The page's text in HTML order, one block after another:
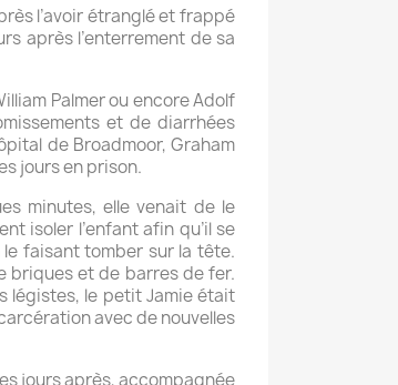
l’avoir étranglé et frappé
après l’enterrement de sa
Palmer ou encore Adolf
et de diarrhées
de Broadmoor, Graham
jours en prison.
minutes, elle venait de le
isoler l’enfant afin qu’il se
faisant tomber sur la tête.
briques et de barres de fer.
légistes, le petit Jamie était
avec de nouvelles
jours après, accompagnée